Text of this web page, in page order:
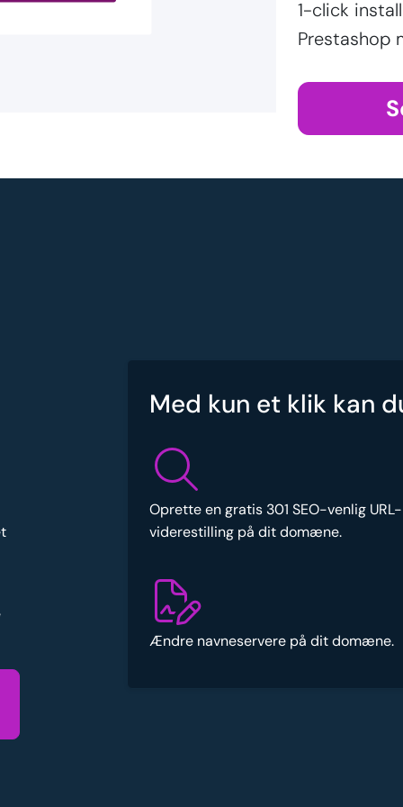
1-click
Prestashop
Med kun et klik kan
Oprette en gratis 301 SEO-venlig URL-
viderestilling på dit domæne.
Ændre navneservere på dit domæne.